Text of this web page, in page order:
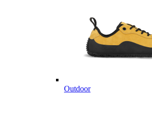
Outdoor